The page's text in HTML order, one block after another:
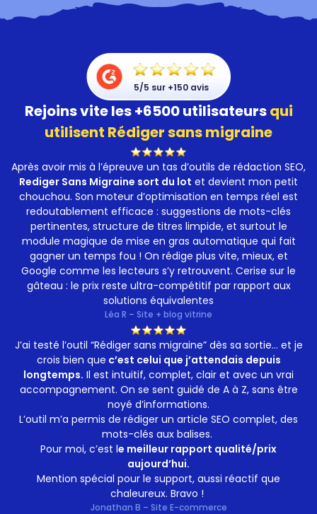
5/5 sur +150 avis
Rejoins vite les +6500 utilisateursqui
utilisent Rédiger sans migraine
Après avoir mis à l’épreuve un tas d’outils de rédaction SEO,
Rediger Sans Migraine sort du lot et devient mon petit
chouchou. Son moteur d’optimisation en temps réel est
redoutablement efficace : suggestions de mots-clés
pertinentes, structure de titres limpide, et surtout le
module magique de mise en gras automatique qui fait
gagner un temps fou ! On rédige plus vite, mieux, et
Google comme les lecteurs s’y retrouvent. Cerise sur le
gâteau : le prix reste ultra-compétitif par rapport aux
solutions équivalentes
Léa R – Site + blog vitrine
J’ai testé l’outil “Rédiger sans migraine” dès sa sortie… et je
crois bien que c’est celui que j’attendais depuis
longtemps. Il est intuitif, complet, clair et avec un vrai
accompagnement. On se sent guidé de A à Z, sans être
noyé d’informations.
L’outil m’a permis de rédiger un article SEO complet, des
mots-clés aux balises.
Pour moi, c’est le meilleur rapport qualité/prix
aujourd’hui.
Mention spécial pour le support, aussi réactif que
chaleureux. Bravo !
Jonathan B – Site E-commerce